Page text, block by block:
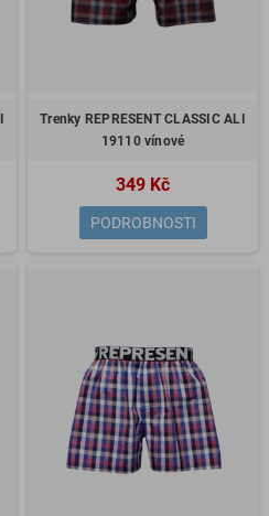
Trenky REPRESENT CLASSIC ALI
19110 vínové
349 Kč
PODROBNOSTI